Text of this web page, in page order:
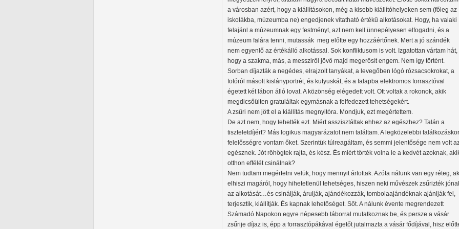
a városban azért, hogy a kiállításokon, még a kisebb kiállítóhelyeken sem (főleg az
iskolákba, múzeumba ne) engedjenek vitatható értékű alkotásokat. Hogy, ha valaki
felajánl a múzeumnak egy festményt, azt nem kell ünnepélyesen elfogadni, és a
múzeum falára tenni, mutassák meg előtte egy hozzáértőnek. Mert a jó szándék
nem egyenlő az értékálló alkotással. Sok konfliktusom is volt. Izgatottan vártam hát,
hogy a szakma, más, a messziről jövő majd megerősít engem. Nem így történt.
Sorban díjazták a negédes, elrajzolt tanyákat, a levegőben lógó rózsacsokrokat, a
fotóról másolt kislányportrét, és kutyuskát, és a falapba elektromos forrasztóval
égetett két lábon álló lovat. A közönség elégedett volt. Ott voltak a rokonok, akik
megdicsőülten gratuláltak egymásnak a felfedezett tehetségekért.
A zsűri nem jött el a kiállítás megnyitóra. Mondjuk, ezt megértettem.
De azt nem, hogy tehették ezt. Miért asszisztáltak ehhez az egészhez? Talán a
tiszteletdíjért? Más logikus magyarázatot nem találtam. A legközelebbi találkozáskor
felelősségre vontam őket. Szerintük túlreagáltam, és semmi jelentősége nem volt
egésznek. Jót röhögtek rajta, és kész. És miért törték volna le a kedvét azoknak,
otthon effélét csinálnak?
Nem tudtam megértetni velük, hogy mennyit ártottak. Azóta nálunk van egy réteg,
elhiszi magáról, hogy hihetetlenül tehetséges, hiszen neki művészek zsűrizték
az alkotását…és csinálják, árulják, ajándékozzák, tombolaajándéknak ajánlják fel,
terjesztik, kiállítják. És kapnak lehetőséget. Sőt. A nálunk évente megrendezett
Számadó Napokon egyre népesebb táborral mutatkoznak be, és persze a vásár
zsűrije díjaz is, épp a forrasztópákával égetőt jutalmazta a vásár fődíjával, hisz